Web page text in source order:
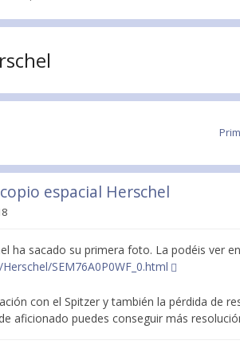
espacial Herschel
ha sacado su primera foto. La podéis ver
SEM76A0P0WF_0.html
con el Spitzer y también la pérdida de
aficionado puedes conseguir más